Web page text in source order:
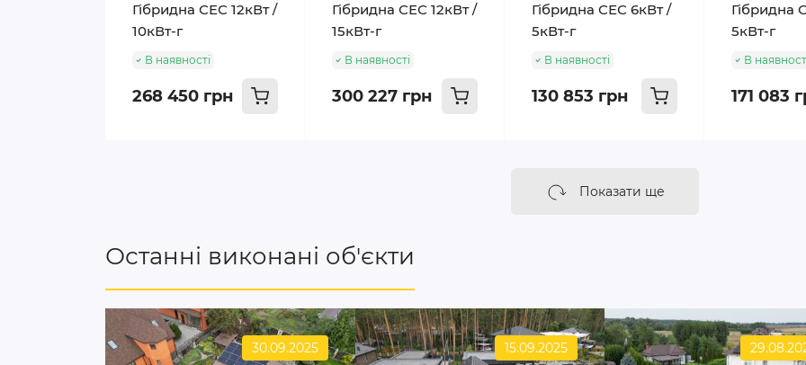
Гібридна СЕС 12кВт /
10кВт-г
В наявності
268 450 грн
Гібридна СЕС 12кВт /
15кВт-г
В наявності
300 227 грн
Гібридна СЕС 6кВт /
5кВт-г
В наявності
130 853 грн
Гібридна
5кВт-г
В
171 083
Показати ще
Останні виконані об'єкти
30.09.2025 15.09.2025